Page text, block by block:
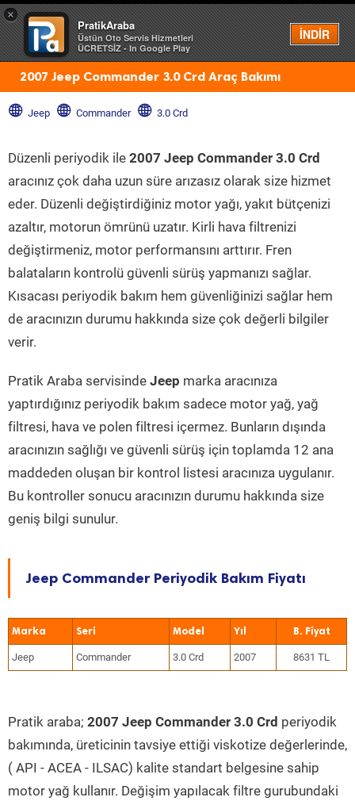
×
PratikAraba
Üstün Oto Servis Hizmetleri
ÜCRETSİZ - In Google Play
İNDİR
Menü
2007 Jeep Commander 3.0 Crd Araç Bakımı
Jeep Commander 3.0 Crd
Düzenli periyodik ile 2007 Jeep Commander 3.0 Crd
aracınız çok daha uzun süre arızasız olarak size hizmet
eder. Düzenli değiştirdiğiniz motor yağı, yakıt bütçenizi
azaltır, motorun ömrünü uzatır. Kirli hava filtrenizi
değiştirmeniz, motor performansını arttırır. Fren
balataların kontrolü güvenli sürüş yapmanızı sağlar.
Kısacası periyodik bakım hem güvenliğinizi sağlar hem
de aracınızın durumu hakkında size çok değerli bilgiler
verir.
Pratik Araba servisinde Jeep marka aracınıza
yaptırdığınız periyodik bakım sadece motor yağ, yağ
filtresi, hava ve polen filtresi içermez. Bunların dışında
aracınızın sağlığı ve güvenli sürüş için toplamda 12 ana
maddeden oluşan bir kontrol listesi aracınıza uygulanır.
Bu kontroller sonucu aracınızın durumu hakkında size
geniş bilgi sunulur.
Jeep Commander Periyodik Bakım Fiyatı
Marka Seri Model Yıl
Jeep Commander 3.0 Crd 2007 8631 TL
Pratik araba; 2007 Jeep Commander 3.0 Crd periyodik
bakımında, üreticinin tavsiye ettiği viskotize değerlerinde,
( API - ACEA - ILSAC) kalite standart belgesine sahip
motor yağ kullanır. Değişim yapılacak filtre gurubundaki